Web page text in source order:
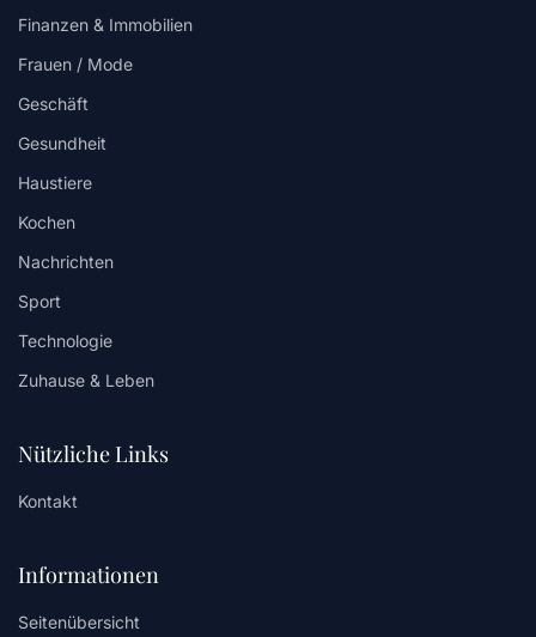
Finanzen & Immobilien
Frauen / Mode
Geschäft
Gesundheit
Haustiere
Kochen
Nachrichten
Sport
Technologie
Zuhause & Leben
Nützliche Links
Kontakt
Informationen
Seitenübersicht